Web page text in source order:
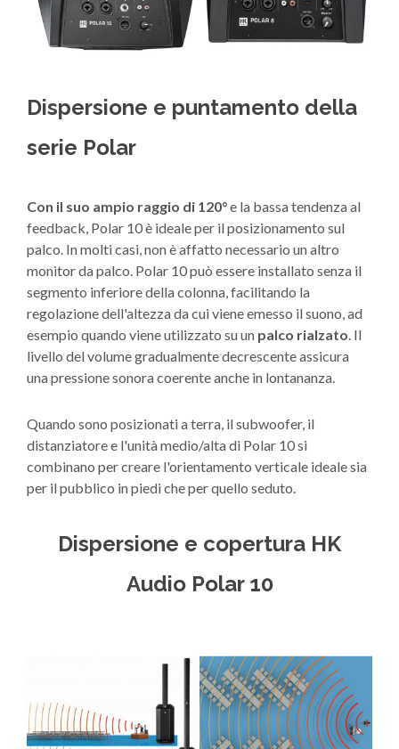
Dispersione e puntamento della
serie Polar
Con il suo ampio raggio di 120°e la bassa tendenza al
feedback, Polar 10 è ideale per il posizionamento sul
palco. In molti casi, non è affatto necessario un altro
monitor da palco. Polar 10 può essere installato senza il
segmento inferiore della colonna, facilitando la
regolazione dell'altezza da cui viene emesso il suono, ad
esempio quando viene utilizzato su un palco rialzato . Il
livello del volume gradualmente decrescente assicura
una pressione sonora coerente anche in lontananza.
Quando sono posizionati a terra, il subwoofer, il
distanziatore e l'unità medio/alta di Polar 10 si
combinano per creare l'orientamento verticale ideale sia
per il pubblico in piedi che per quello seduto.
Dispersione e copertura HK
Audio Polar 10